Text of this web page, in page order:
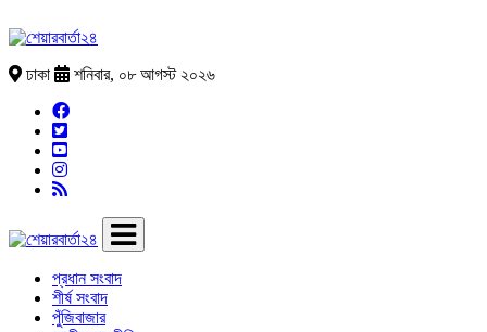
ঢাকা শনিবার, ০৮ আগস্ট ২০২৬
প্রধান সংবাদ
শীর্ষ সংবাদ
পুঁজিবাজার